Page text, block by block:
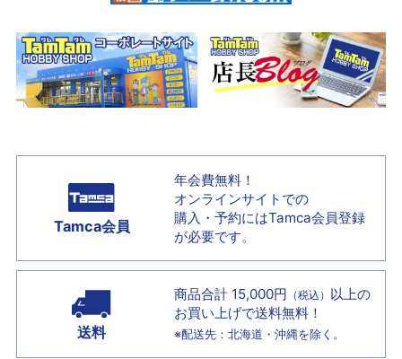
Tamca会員
年会費無料！
オンラインサイトでの
購入・予約にはTamca会員登録
が必要です。
送料
商品合計 15,000円 （税込） 以上の
お買い上げで送料無料！
※配送先：北海道・沖縄を除く。